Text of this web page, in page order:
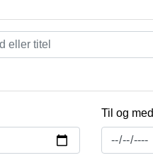
Til og med